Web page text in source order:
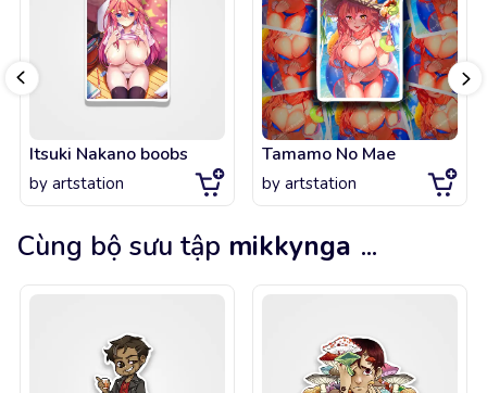
Itsuki Nakano boobs
by artstation
Tamamo No Mae
by artstation
Cùng bộ sưu tập mikkynga ...